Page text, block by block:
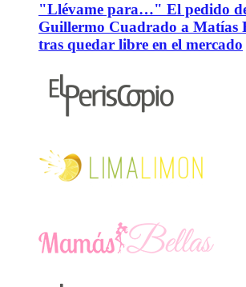
"Llévame para…" El pedido
Guillermo Cuadrado a Matías
tras quedar libre en el mercado